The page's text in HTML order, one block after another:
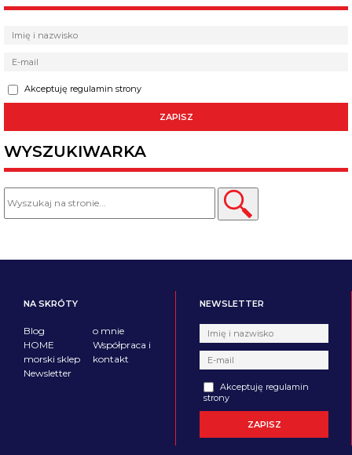
Akceptuję regulamin strony
WYSZUKIWARKA
NA SKRÓTY
Blog
HOME
morski sklep
Newsletter
o mnie
Współpraca i
kontakt
NEWSLETTER
Akceptuję regulamin
strony